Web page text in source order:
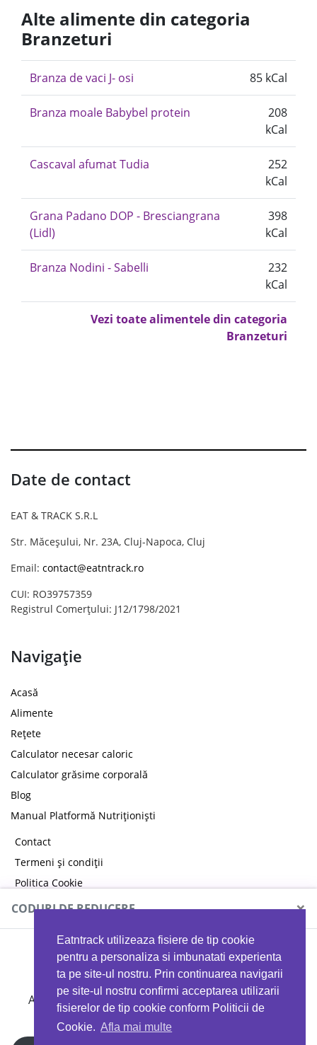
Eatntrack utilizeaza fisiere de tip cookie
pentru a personaliza si imbunatati experienta
ta pe site-ul nostru. Prin continuarea navigarii
pe site-ul nostru confirmi acceptarea utilizarii
fisierelor de tip cookie conform Politicii de
Cookie. Afla mai multe
Alte alimente din categoria
Branzeturi
Branza de vaci J- osi 85 kCal
Branza moale Babybel protein
208
kCal
Cascaval afumat Tudia
252
kCal
Grana Padano DOP - Bresciangrana
(Lidl)
398
kCal
Branza Nodini - Sabelli
232
kCal
Vezi toate alimentele din categoria
Branzeturi
Date de contact
EAT & TRACK S.R.L
Str. Măceșului, Nr. 23A, Cluj-Napoca, Cluj
Email: contact@eatntrack.ro
CUI: RO39757359
Registrul Comerțului: J12/1798/2021
Navigație
Acasă
Alimente
Rețete
Calculator necesar caloric
Calculator grăsime corporală
Blog
Manual Platformă Nutriționiști
Contact
Termeni și condiții
Politica Cookie
Politica de confidențialitate
CODURI DE REDUCERE ×
MYPROTEIN
Ai 40%reducere la orice comandă folosind codul
EATTRACK